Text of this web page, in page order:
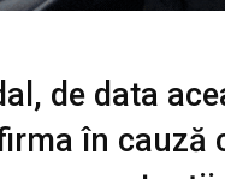
de data
în cauză